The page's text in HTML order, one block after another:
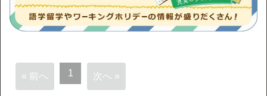
« 前へ 1 次へ »